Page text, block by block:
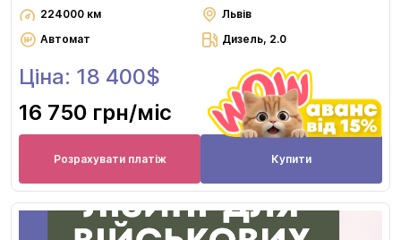
224000 км
Львів
Автомат
Дизель, 2.0
Ціна: 18 400$
16 750 грн/міс
Розрахувати платіж Купити